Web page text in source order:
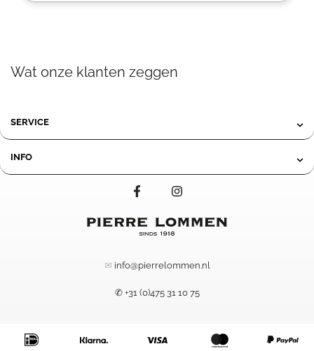
Wat onze klanten zeggen
SERVICE
INFO
✉ info@pierrelommen.nl
✆ +31 (0)475 31 10 75